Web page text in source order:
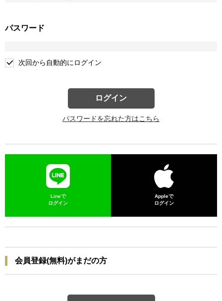
パスワード
次回から自動的にログイン
ログイン
パスワードを忘れた方はこちら
Lineで
ログイン
Appleで
ログイン
会員登録(無料)がまだの方